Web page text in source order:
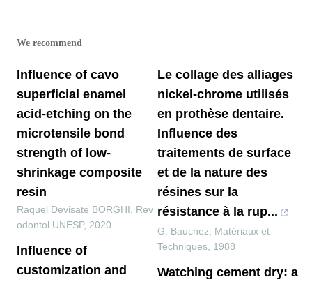
We recommend
Influence of cavo
superficial enamel
acid-etching on the
microtensile bond
strength of low-
shrinkage composite
resin
Raquel Devisate BORGHI
Rev
odontol UNESP, 2020
Influence of
customization and
Le collage des alliages
nickel-chrome utilisés
en prothèse dentaire.
Influence des
traitements de surface
et de la nature des
résines sur la
résistance à la rup...
G. Bauchez
Matériaux et
Techniques 1988
Watching cement dry: a